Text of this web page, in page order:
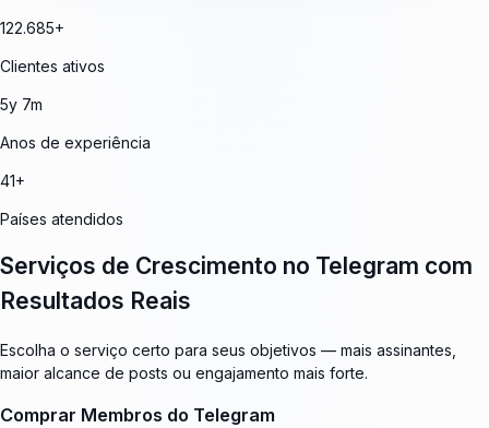
122.685+
Clientes ativos
5y 7m
Anos de experiência
41+
Países atendidos
Serviços de Crescimento no Telegram com
Resultados Reais
Escolha o serviço certo para seus objetivos — mais assinantes,
maior alcance de posts ou engajamento mais forte.
Comprar Membros do Telegram